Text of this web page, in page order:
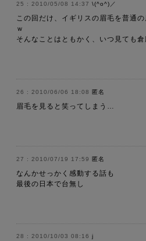
2010/05/08 14:37 \(^o^)／
この回だけ、イギリスの眉毛を普通
ｗ
そんなことはともかく、いつ見ても
2010/06/06 18:08 匿名
眉毛を見ると笑ってしまう…
2010/07/19 17:59 匿名
なんかせっかく感動する話も
最後の日本で台無し
2010/10/03 08:16 j